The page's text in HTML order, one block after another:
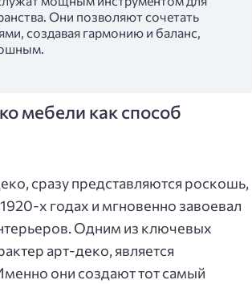
Они позволяют сочетать
создавая гармонию и баланс,
мебели как способ
сразу представляются роскошь,
х годах и мгновенно завоевал
Одним из ключевых
арт-деко, является
они создают тот самый